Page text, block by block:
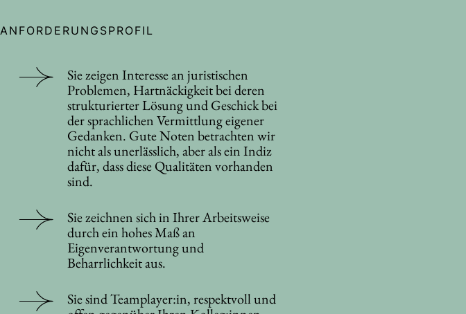
ANFORDERUNGSPROFIL
Sie zeigen Interesse an juristischen
Problemen, Hartnäckigkeit bei deren
strukturierter Lösung und Geschick bei
der sprachlichen Vermittlung eigener
Gedanken. Gute Noten betrachten wir
nicht als unerlässlich, aber als ein Indiz
dafür, dass diese Qualitäten vorhanden
sind.
Sie zeichnen sich in Ihrer Arbeitsweise
durch ein hohes Maß an
Eigenverantwortung und
Beharrlichkeit aus.
Sie sind Teamplayer:in, respektvoll und